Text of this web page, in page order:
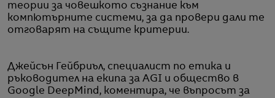
теории за човешкото съзнание към
компютърните системи, за да провери дали те
отговарят на същите критерии.
Джейсън Гейбриъл, специалист по етика и
ръководител на екипа за AGI и общество в
Google DeepMind, коментира, че въпросът за